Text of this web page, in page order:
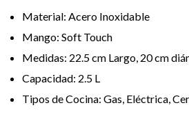
Material: Acero Inoxidable
Mango: Soft Touch
Medidas: 22.5 cm Largo, 20 cm
Capacidad: 2.5 L
Tipos de Cocina: Gas, Eléctrica,